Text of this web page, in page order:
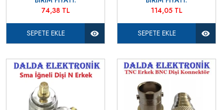
74,38 TL
SEPETE EKLE
114,05 TL
SEPETE EKLE